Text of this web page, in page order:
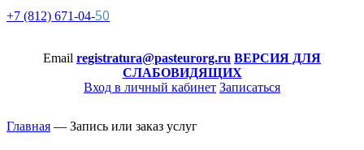
+7 (812) 671-04-50
Email registratura@pasteurorg.ru ВЕРСИЯ ДЛЯ
СЛАБОВИДЯЩИХ
Вход в личный кабинет Записаться
Главная — Запись или заказ услуг